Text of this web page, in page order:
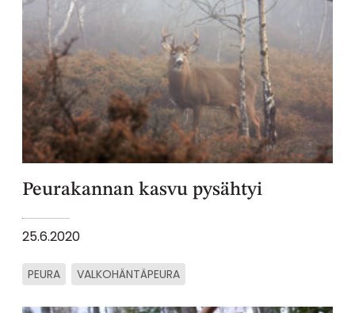
Peurakannan kasvu pysähtyi
25.6.2020
PEURA VALKOHÄNTÄPEURA